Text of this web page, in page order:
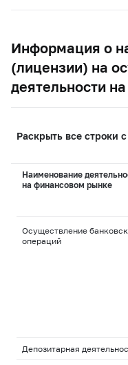
Информация о
(лицензии) на
деятельности
Раскрыть все строки
Наименование
на финансовом рынке
Осуществление
операций
Депозитарная